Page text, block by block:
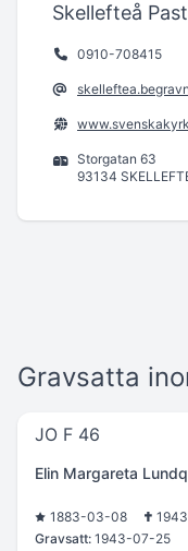
Skellefteå
0910-708415
Storgatan 63
93134
Gravsatta
JO F 46
Elin Margareta
1883-03-08
Gravsatt: 1943-07-25